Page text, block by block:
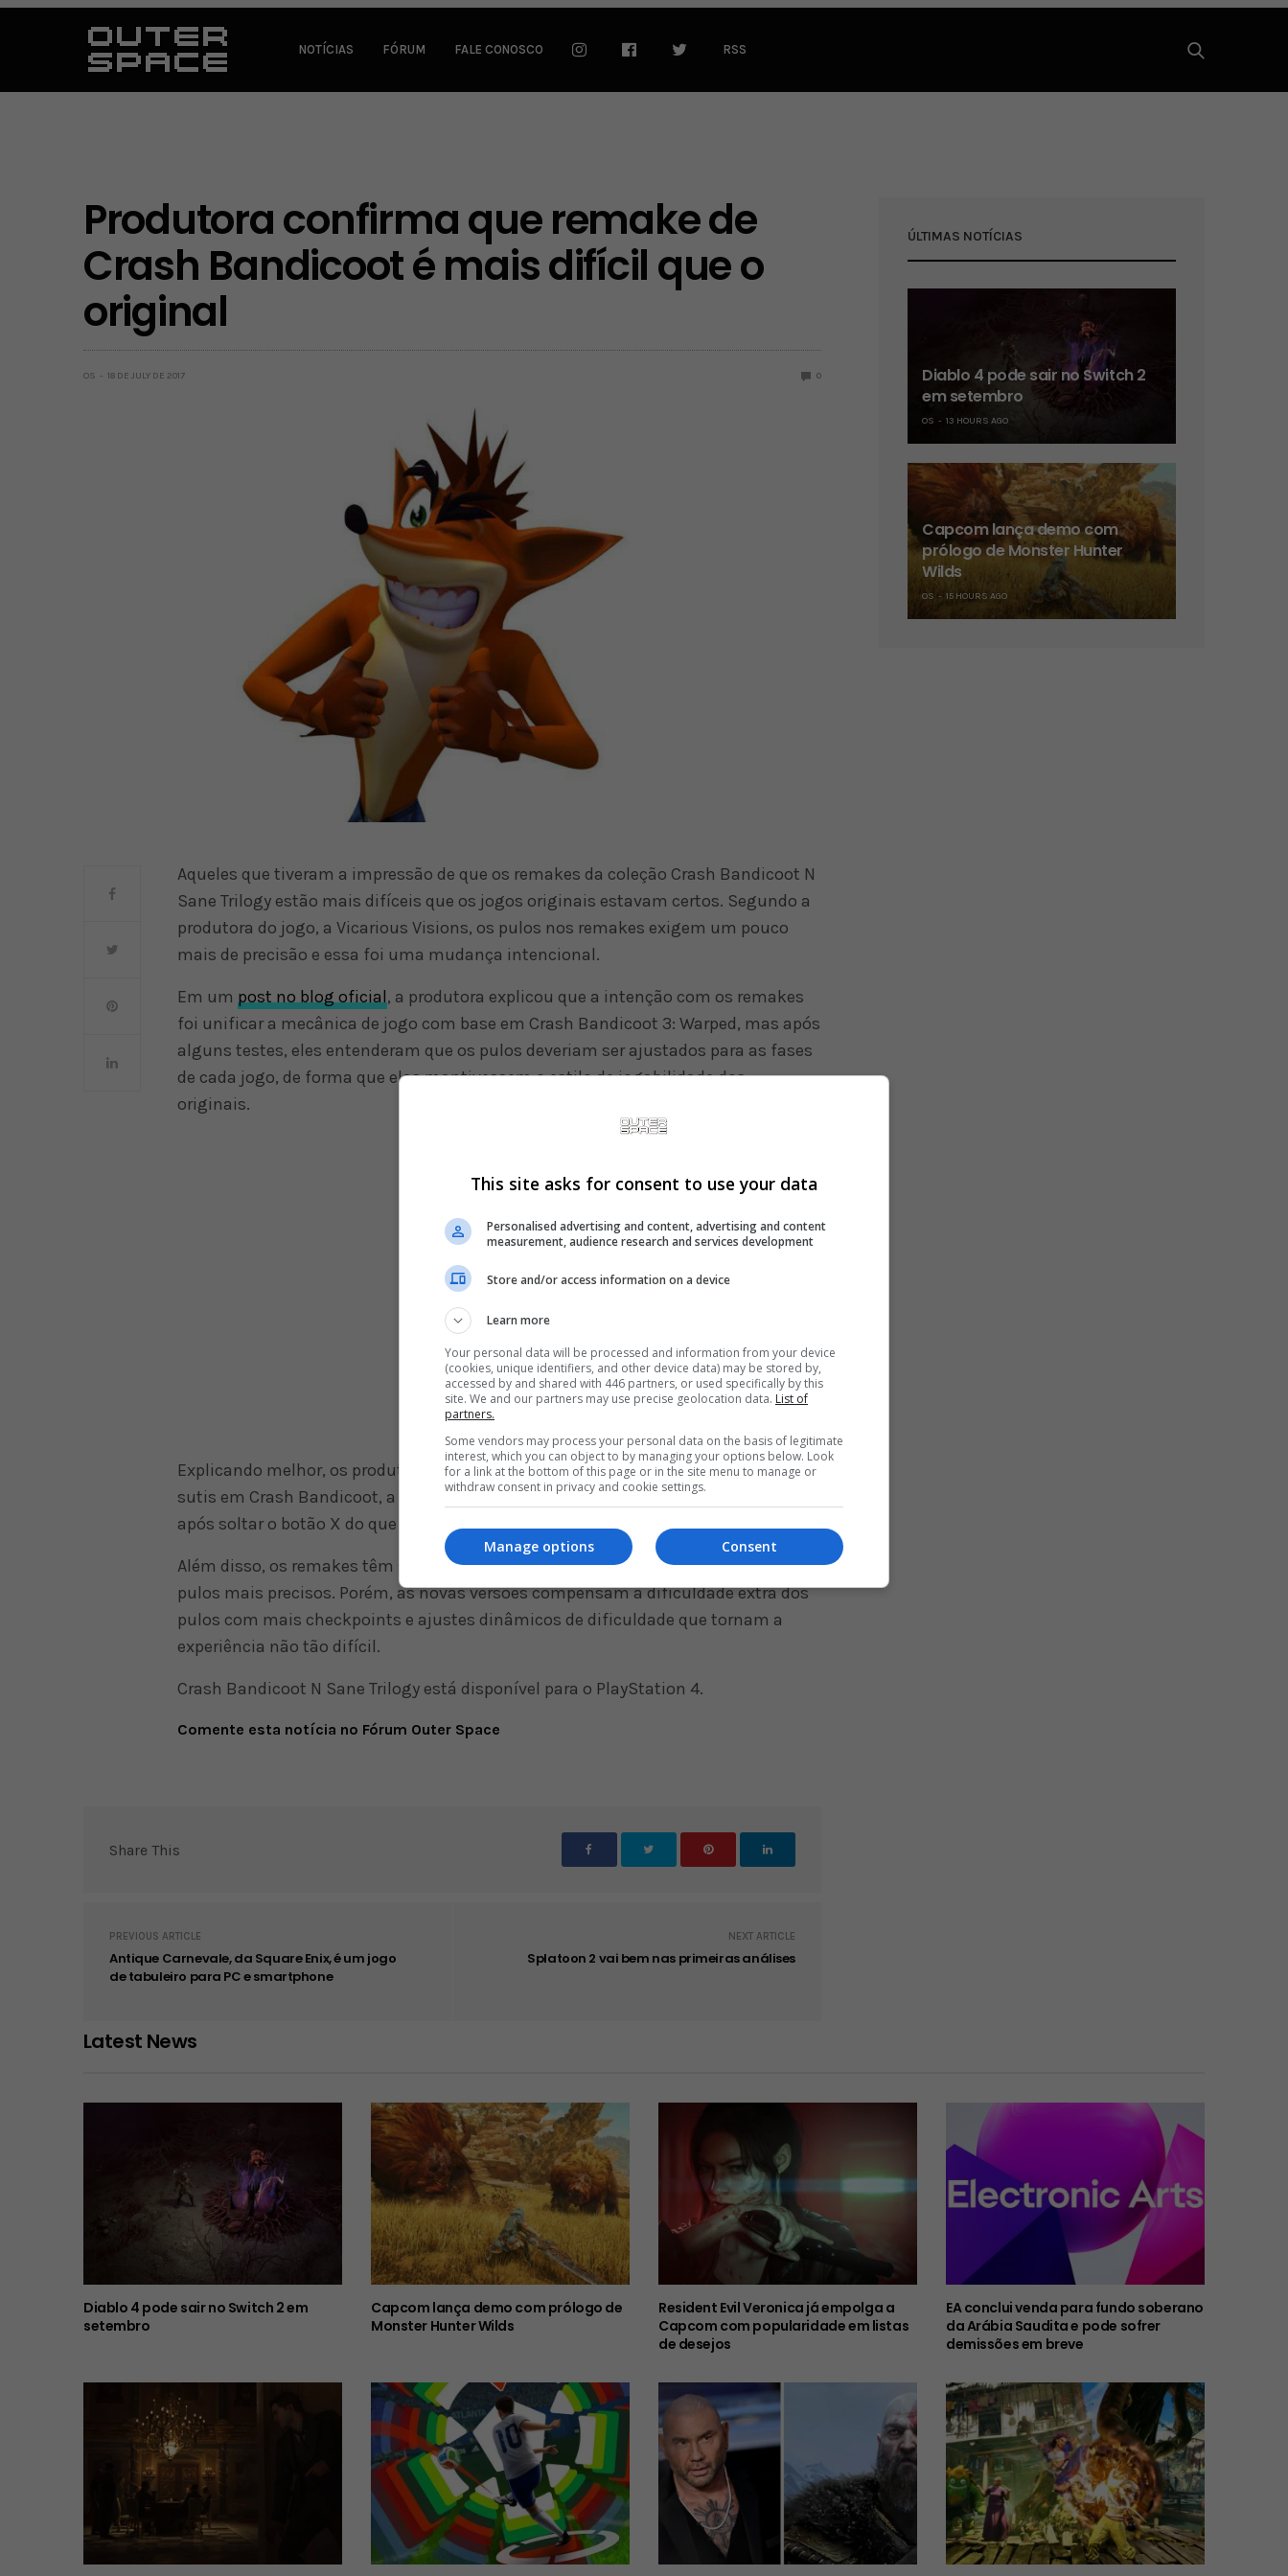
NOTÍCIAS FÓRUM FALE CONOSCO RSS
Produtora confirma que remake de
Crash Bandicoot é mais difícil que o
original
OS 18 DE JULY DE 2017 0
Aqueles que tiveram a impressão de que os remakes da coleção Crash Bandicoot N
Sane Trilogy estão mais difíceis que os jogos originais estavam certos. Segundo a
produtora do jogo, a Vicarious Visions, os pulos nos remakes exigem um pouco
mais de precisão e essa foi uma mudança intencional.
Em um post no blog oficial, a produtora explicou que a intenção com os remakes
foi unificar a mecânica de jogo com base em Crash Bandicoot 3: Warped, mas após
alguns testes, eles entenderam que os pulos deveriam ser ajustados para as fases
de cada jogo, de forma que elas mantivessem o estilo de jogabilidade dos
originais.
Explicando melhor, os produtores escreveram que “existem algumas diferenças
sutis em Crash Bandicoot, a principal sendo o fato de você cair mais rapidamente
após soltar o botão X do que no primeiro jogo original”.
Além disso, os remakes têm sistema de “colisão” e física aprimorados, o que exige
pulos mais precisos. Porém, as novas versões compensam a dificuldade extra dos
pulos com mais checkpoints e ajustes dinâmicos de dificuldade que tornam a
experiência não tão difícil.
Crash Bandicoot N Sane Trilogy está disponível para o PlayStation 4.
Comente esta notícia no Fórum Outer Space
Share This
PREVIOUS ARTICLE
Antique Carnevale, da Square Enix, é um jogo
de tabuleiro para PC e smartphone
NEXT ARTICLE
Splatoon 2 vai bem nas primeiras análises
ÚLTIMAS NOTÍCIAS
Diablo 4 pode sair no Switch 2
em setembro
OS 13 HOURS AGO
Capcom lança demo com
prólogo de Monster Hunter
Wilds
OS 15 HOURS AGO
Latest News
Diablo 4 pode sair no Switch 2 em
setembro
Capcom lança demo com prólogo de
Monster Hunter Wilds
Resident Evil Veronica já empolga a
Capcom com popularidade em listas
de desejos
EA conclui venda para fundo soberano
da Arábia Saudita e pode sofrer
demissões em breve
This site asks for consent to use your data
Personalised advertising and content, advertising and content
measurement, audience research and services development
Store and/or access information on a device
Learn more
Your personal data will be processed and information from your device
(cookies, unique identifiers, and other device data) may be stored by,
accessed by and shared with 446 partners, or used specifically by this
site. We and our partners may use precise geolocation data. List of
partners.
Some vendors may process your personal data on the basis of legitimate
interest, which you can object to by managing your options below. Look
for a link at the bottom of this page or in the site menu to manage or
withdraw consent in privacy and cookie settings.
Consent
Manage options